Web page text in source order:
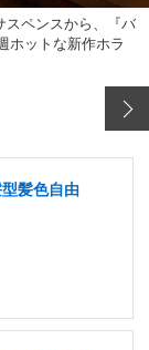
スペンスから、『バ
ホットな新作ホラ
髪色自由